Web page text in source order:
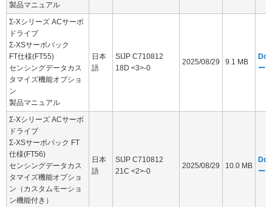
製品マニュアル
Σ-Xシリーズ ACサーボ
ドライブ
Σ-XSサーボパック
FT仕様(FT55)
センシングデータカス
タマイズ機能オプショ
ン
製品マニュアル
日本
語
SIJP C710812
18D <3>-0
2025/08/29 9.1 MB
ージ
Σ-Xシリーズ ACサーボ
ドライブ
Σ-XSサーボパック FT
仕様(FT56)
センシングデータカス
タマイズ機能オプショ
ン（カスタムモーショ
ン機能付き）
日本
語
SIJP C710812
21C <2>-0
2025/08/29 10.0 MB
ージ